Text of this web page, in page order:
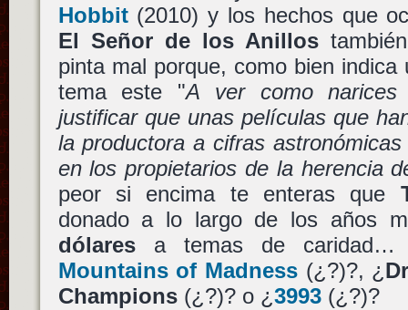
Hobbit(2010) y los hechos que
El Señor de los Anillos
pinta mal porque, como bien
tema este "A ver como
justificar que unas películas que
la productora a cifras
en los propietarios de la herencia
peor si encima te enteras que
donado a lo largo de los años
dólaresa temas de
Mountains of Madness(¿?)?, ¿
Champions(¿?)? o ¿3993(¿?)?